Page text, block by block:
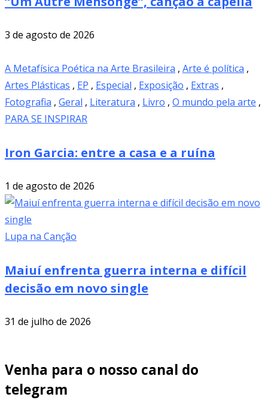
3 de agosto de 2026
A Metafísica Poética na Arte Brasileira , Arte é política ,
Artes Plásticas , EP , Especial , Exposição , Extras ,
Fotografia , Geral , Literatura , Livro , O mundo pela arte ,
PARA SE INSPIRAR
Iron Garcia: entre a casa e a ruína
1 de agosto de 2026
Lupa na Canção
Maiuí enfrenta guerra interna e difícil
decisão em novo single
31 de julho de 2026
Venha para o nosso canal do
telegram